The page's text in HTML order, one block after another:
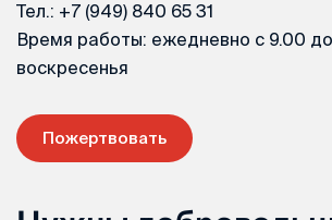
Тел.: +7 (949) 840 65 31
Время работы: ежедневно с 9.00
воскресенья
Пожертвовать